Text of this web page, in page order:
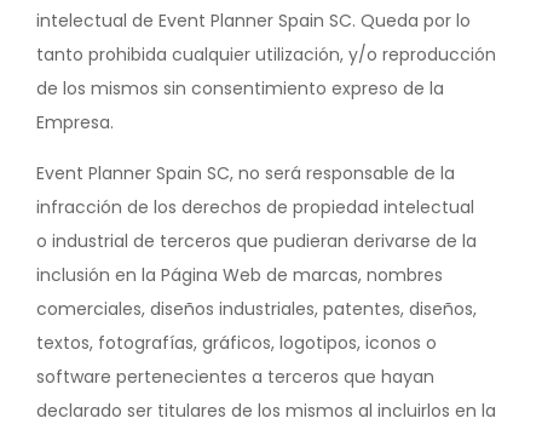
intelectual de Event Planner Spain SC. Queda por lo
tanto prohibida cualquier utilización, y/o reproducción
de los mismos sin consentimiento expreso de la
Empresa.
Event Planner Spain SC, no será responsable de la
infracción de los derechos de propiedad intelectual
o industrial de terceros que pudieran derivarse de la
inclusión en la Página Web de marcas, nombres
comerciales, diseños industriales, patentes, diseños,
textos, fotografías, gráficos, logotipos, iconos o
software pertenecientes a terceros que hayan
declarado ser titulares de los mismos al incluirlos en la